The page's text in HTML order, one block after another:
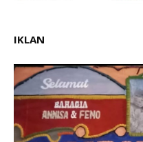
IKLAN